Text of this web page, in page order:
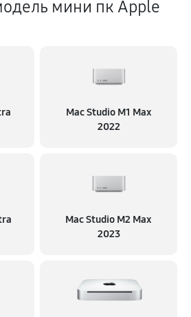
мини пк Apple
Mac Studio M1 Max
2022
Mac Studio M2 Max
2023